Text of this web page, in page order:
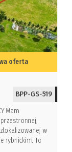
oferta
BPP-GS-519
Mam
w
rybnickim. To